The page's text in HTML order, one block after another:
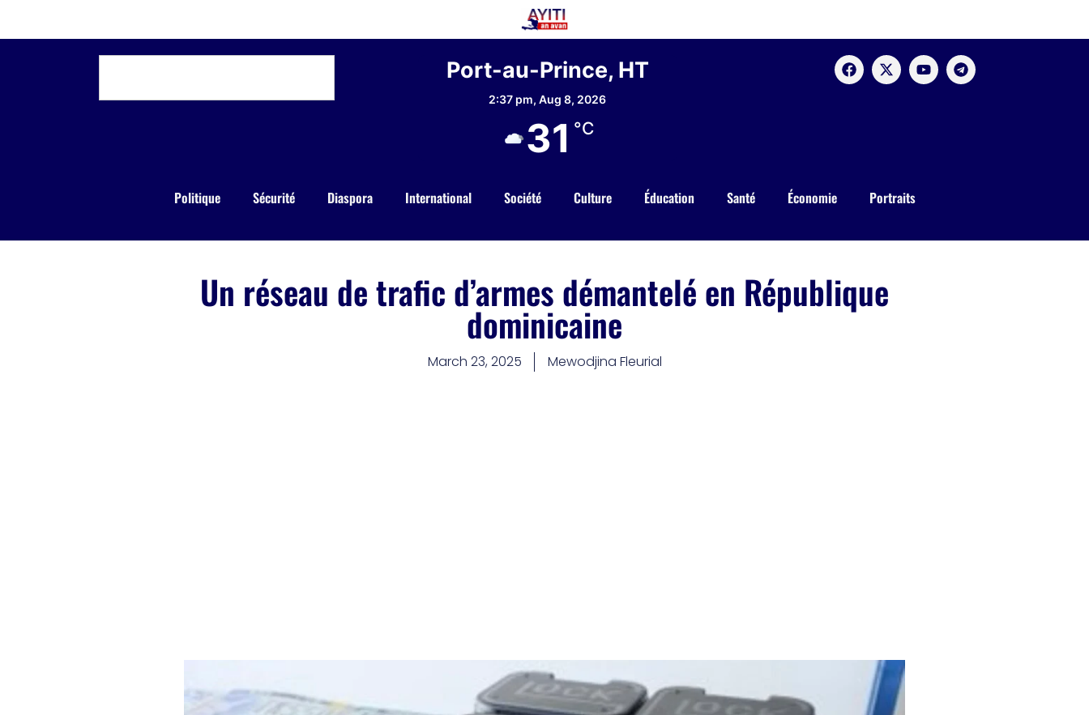
Port-au-Prince, HT
2:37 pm,Aug 8, 2026
31 °C
Politique Sécurité Diaspora International Société Culture Éducation Santé Économie Portraits
Un réseau de trafic d’armes démantelé en République
dominicaine
March 23, 2025 Mewodjina Fleurial